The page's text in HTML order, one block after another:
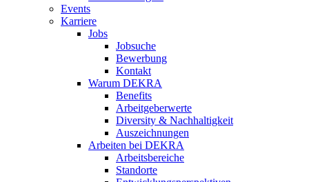
Events
Karriere
Jobs
Jobsuche
Bewerbung
Kontakt
Warum DEKRA
Benefits
Arbeitgeberwerte
Diversity & Nachhaltigkeit
Auszeichnungen
Arbeiten bei DEKRA
Arbeitsbereiche
Standorte